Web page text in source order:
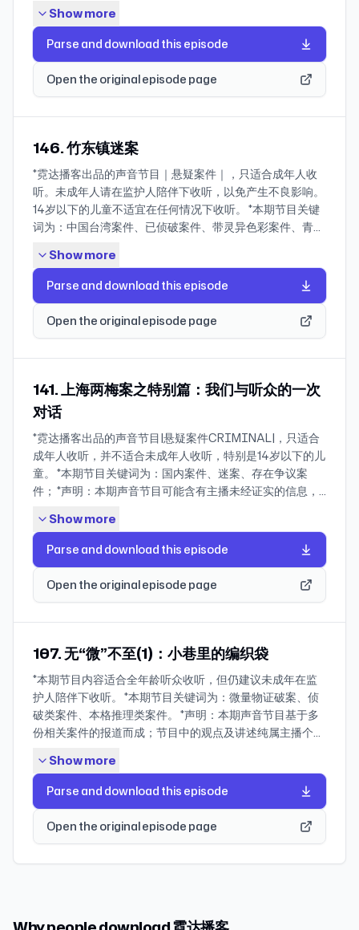
的嘴里念念有词：“他们都死了，他们都死了，是黑手带走
了他们，是黑手毁掉了我的家庭。” “黑手”，多么恐怖的意
象，它似乎躲在阴暗处，伺机而动。 其实，在本案中，“黑
手”，就藏在这个家庭内部。 他是谁？ * 小雨伞保险经纪平
台 感谢「小雨伞保险经纪」对霓达播客本期节目的支持！
小雨伞保险经纪，就像保险界的“真相调查员”，一对一用大
白话讲清条款，不推销、只按我们的情况定制专属方案，全
福利」 1.点击www.xiaoyusan.com即可预约专业保险顾问
的【一对一咨询服务】 *包括：保险科普、方案定制、保单
测评、理赔协助等。 2. 关注「小雨伞公众号」回复“霓达”预
约咨询的同时可领取一份【成人意外险】 *猫抓狗咬、摔伤
烫伤、运动意外都能用！ * Timeline 00:00-02:23小雨伞
保险经纪平台 02:23-05:28 案发地点背景介绍 ——案件开始
—— 05:28-18:00 案发 18:00-32:42 二选一：嫌疑人是父
亲？ 32:42-01:01:45 二选一：嫌疑人是儿子？ 01:01:45-
01:16:08乔的出现 01:16-01:22:20关于黑手 ——案件结束——
01:22:20-01:25:33 小雨伞使用体验 * 本期节目相关图片 *
References and materials 1. Public Report of a Joint
Review by the Police and the Police Complaints
Authority of Aspects of the Police Investigation
surrounding the Arrest and Prosecution of David Cullen
Bain on Five Counts of Murder 2. Black Hands podcast:
Episode 1-10 | Stuff.co.nz 3. David Bain V The Queen -
Privy Council Judgment, Privy Council, 11 May 2007 4.
"David Bain found not guilty". News NZ. 5 June 2009.
Achieved on Apr.10 2026 5. "David Bain: Retired judge
to head compensation claim". The New Zealand
was to tell of incest, NZ Herald, Achieved on Apr.10
2026 7. Joe Karam: David Bain payout a 'bittersweet pill
to swallow', NZ Herald, Achieved on Apr.10 2026 8. 插曲
Who wants to love forever by Queen; 其余BGM为
PublicFree Music.
刊、杂志等渠道；节目中的观点及讲述纯属主播个人基于事
件的客观解读；同时，受限于主播知识结构、认知水平、人
生经历以及主播在参考、阅览、理解手头资料准确性的局
限，节目内容仅供参考，不可作为官方结论予以理解和散
播。也请收听者分清主播立场与引述资料的区别。欢迎您的
案件。案件发生地是美国得克萨斯州的达拉斯县。 达拉斯是
的九十年代，达拉斯看起来就已经是一座非常气派的现代大
都市了。不过，在摩天大楼的阴影里，城市背面的灰色地
带，也有很多为生活所迫的边缘人群。达拉斯的性工作者
们，就是这些人群之一。 长期以来，性工作者相当于是这座
城市的影子人口。直到1990年，因为一桩离奇恐怖的案
子，她们突然成为了媒体报道的焦点，也成为了需要“被拯
救“这种叙事中的主角。 * Timeline 00:32-04:46 双面达拉
斯 04:46-30:01 案发与调查 30:01-01:05:20 重要转折
01:05:20-01:23:25 本案的后续讨论 * 本期节目相关图片 *
References and materials 1. Dearmore, K. (2025).
Looking Back at the Dallas Skyline, From 1914 to Today.
Helping Catch the 'Eyeball Killer' as a Rookie Officer.
A&E. 3. The Eyeball Killer, Pinnacle Books, Kensington
Episode 2001)". June 14, 2001. Retrieved on March 20,
2026. 5. Texas Happens.The Texas Eyeball Killer:
Charles Albright’s Bizarre Crimes and the Search for
Justice. Retrieved on March 20, 2026. 6. Partington, V.
(2021.Charles Albright: The Real-Life Norman
Bates.Medium. 7. Department of Psychology Radford
University. Charles Albright “Eyeball Killer, Dallas Ripper
and Dallas Slasher. Retrieved on March 20, 2026. 8. 插
曲：Empire State of Mind；其他BGM均为OpenFree
Music.
Show more
Parse and download this episode
Open the original episode page
146. 竹东镇迷案
*霓达播客出品的声音节目｜悬疑案件｜，只适合成年人收
听。未成年人请在监护人陪伴下收听，以免产生不良影响。
14岁以下的儿童不适宜在任何情况下收听。 *本期节目关键
词为：中国台湾案件、已侦破案件、带灵异色彩案件、青少
息，因为案件内容均取自网络报道以及相关书籍、报刊、杂
志等渠道；节目中的观点及讲述纯属主播个人基于事件的客
观解读；同时，受限于主播知识结构、认知水平、人生经历
以及主播在参考、阅览、理解手头资料准确性的局限，节目
内容仅供参考，不可作为官方结论予以理解和散播。欢迎您
合播客企划「当推理照进现实」特别节目！感谢大侦探在过
去十年的陪伴！ 在一个叫焰火镇的地方，陆续有学生死亡。
第一个被推下山崖；第二个死在蓄水池，死因是头部撞击水
池边缘，失血过多；第三个失足从高楼坠落水池，触电而
亡。 随着不断有人去世，焰火镇开始出现各种灵异现象：神
秘鬼火、诡异的声音、忽明忽暗的灯光。 凶手，究竟是谁
呢？欢迎大家收看第十一季大侦探《焰火镇迷案I》，来识
桩真实案件。同样是灵异为底色，同样发生在小镇之中，同
样有一群涉案的少年。而凶手，就在这群少年之中。 案件发
生在中国台湾省新竹县竹东镇。1997年9月16日，正值中
秋。17岁的少女林小蕙跟母亲约好，晚上跟同学一起赏月、
吃烤肉，然后会在凌晨2点之前回家。可是，林小蕙出门之
而一个诡异的梦，将带着我们，走进这个中秋节夜晚的秘
喜爱以及与本期节目的关联 ——案件开始—— 06:35-09:39
本案的空间介绍 09:39-19:27 本案人物以关系介绍 19:27-
24:20 离奇的失踪 24:20-30:49 寻找小蕙与二姐的梦境
30:49-46:41 冲出来的尸体与警方的调查 46:34-54:16 奇怪
的鹅肉店 54:16-01:01:07 秘密线报 01:01:07-01:08:23 真相
与判决 01:08:23-01:20:20 尾声闲聊：案件中的灵异与青少
年犯罪 * 本期节目相关图片 * References and materials 1.
法眼黑與白－集體殺少女1、2 2. 關鍵時刻 EP14｜竹東少女
袋屍虐殺案 3. 没药花园.《少女赏月后失踪，暴雨冲出遗
体，一个月内小镇连发两起少女虐杀案...》 4. 華視新聞網.
《虐殺少女入罪終身聆聽宣判後悔莫及》 5. 華視新聞網.
Show more
Parse and download this episode
Open the original episode page
141. 上海两梅案之特别篇：我们与听众的一次
对话
*霓达播客出品的声音节目|悬疑案件CRIMINAL|，只适合
成年人收听，并不适合未成年人收听，特别是14岁以下的儿
童。 *本期节目关键词为：国内案件、迷案、存在争议案
件； *声明：本期声音节目可能含有主播未经证实的信息，
渠道；节目中的观点及讲述纯属主播个人基于事件的客观解
读；同时，受限于主播知识结构、认知水平、人生经历以及
主播在参考、阅览、理解手头资料准确性的局限，节目内容
仅供参考，不可作为官方结论予以理解和散播。欢迎您的指
正、纠错和讨论。 *建议：如果您是第一次听这个案子或者
以两梅案为载体，与听众展开一次对话。 这种形式，以前没
包了，我们将在公众号上架。 我们接受自己做出的任何版本
的节目，也接受不完美的自己。 感谢大家收听。 想说的话
都在节目里，也请大家耐心听完。 * Timeline 00:00-13:30
第一部分：开篇（开启对话） 13:30-17:06 第二部分：案件
背景+主播讲解（调整讲解角度） 17:06-51:26 第三部分：
案发过程+初步勘查（基本为原版节目，只作小幅度更改）
51:26- 01:11:36 第四部分：主播讲解+疑点阐述（阐述主播
立场） 01:11:36-01:28:49 第五部分：真相盘点+主播讲解：
假如真凶就是大梅（大篇幅重构） 01:28:49-01:54:50 第六
部分：真相盘点+主播讲解：假如真凶不是大梅（大篇幅重
构） 01:54:49-02:00:00 第七部分：结尾（结束对话） • 本
Show more
Parse and download this episode
Open the original episode page
107. 无“微”不至(1)：小巷里的编织袋
*本期节目内容适合全年龄听众收听，但仍建议未成年在监
护人陪伴下收听。 *本期节目关键词为：微量物证破案、侦
破类案件、本格推理类案件。 *声明：本期声音节目基于多
份相关案件的报道而成；节目中的观点及讲述纯属主播个人
知水平、人生经历以及主播在参考、阅览、理解手头资料准
确性的局限，节目内容仅供参考，不可作为官方结论予以理
解和散播。欢迎您的指正、纠错和讨论。 * 导语 大家好！欢
迎收听由霓达播客出品的声音节目|悬疑案件CRIMINAL|,
本周我们来到广东省肇庆市！ 2001年3月27日，肇庆市文
侦查。但庞大复杂的物证线索，往往真假难辨，容易将罪案
Show more
Parse and download this episode
Open the original episode page